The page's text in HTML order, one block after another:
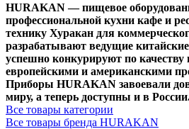
HURAKAN — пищевое
профессиональной кухни кафе и
технику Хуракан для
разрабатывают ведущие
успешно конкурируют по качеству
европейскими и американскими
Приборы HURAKAN завоевали
миру, а теперь доступны и в
Все товары категории
Все товары бренда HURAKAN